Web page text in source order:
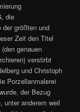
die
der größten und
Zeit den Titel
genauen
verstirbt
und Christoph
Porzellanmalerei
der Bezug
unter anderem weil